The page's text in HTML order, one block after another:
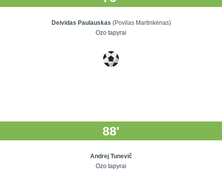
Deividas Paulauskas (Povilas Martinkėnas)
Ozo tapyrai
88'
Andrej Tunevič
Ozo tapyrai